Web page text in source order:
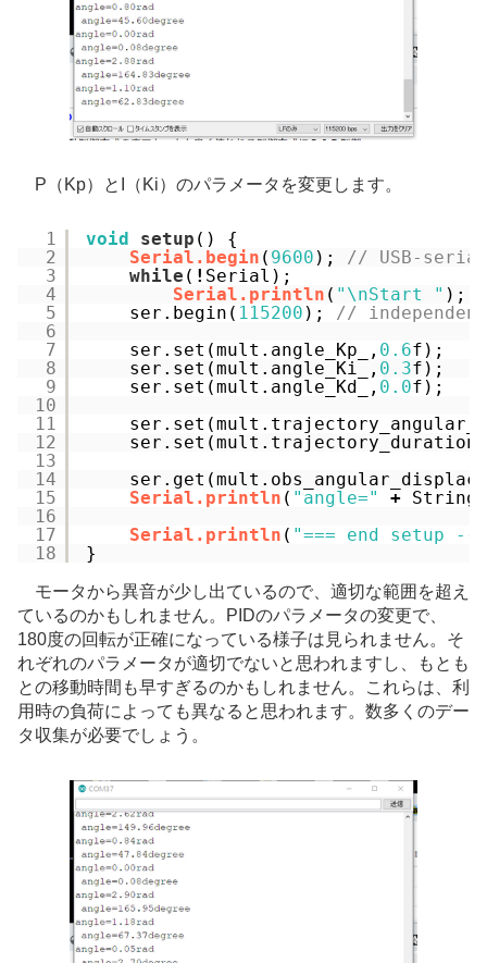
P（Kp）とI（Ki）のパラメータを変更します。
1
2
3
4
5
6
7
8
9
10
11
12
13
14
15
16
17
18
void setup () {
Serial.begin ( 9600 ); // USB-
while ( ! Serial);
Serial.println ( "\nStart " );
ser.begin( 115200 ); // independent
ser.set(mult.angle_Kp_, 0.6f);
ser.set(mult.angle_Ki_, 0.3f);
ser.set(mult.angle_Kd_, 0.0f);
Serial.println ( "angle=" +
Serial.println ( "=== end setup
}
モータから異音が少し出ているので、適切な範囲を超え
ているのかもしれません。PIDのパラメータの変更で、
180度の回転が正確になっている様子は見られません。そ
れぞれのパラメータが適切でないと思われますし、もとも
との移動時間も早すぎるのかもしれません。これらは、利
用時の負荷によっても異なると思われます。数多くのデー
タ収集が必要でしょう。